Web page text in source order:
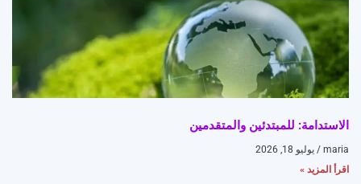
الاستدامة: للمبتدئين والمتقدمين
maria
يوليو 18, 2026
اقرأ المزيد »